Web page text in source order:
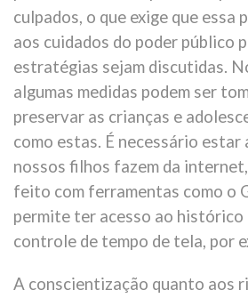
culpados, o que exige que essa
aos cuidados do poder público
estratégias sejam discutidas.
algumas medidas podem ser
preservar as crianças e
como estas. É necessário
nossos filhos fazem da
feito com ferramentas como o
permite ter acesso ao histórico
controle de tempo de tela, por
A conscientização quanto aos